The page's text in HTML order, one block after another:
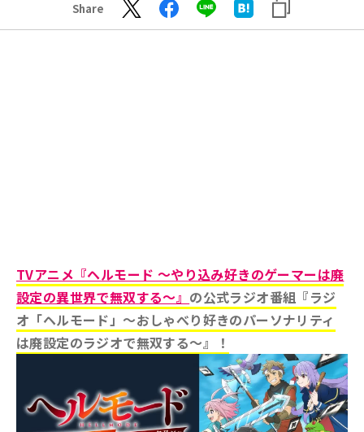
Share
TVアニメ『ヘルモード ～やり込み好きのゲーマーは廃
設定の異世界で無双する～』 の公式ラジオ番組『ラジ
オ「ヘルモード」～おしゃべり好きのパーソナリティ
は廃設定のラジオで無双する～』！